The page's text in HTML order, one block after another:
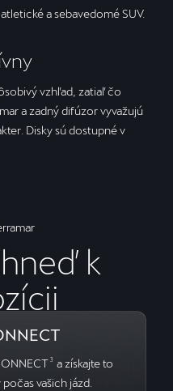
a sebavedomé SUV.
vzhľad, zatiaľ čo
a zadný difúzor vyvažujú
Disky sú dostupné v
k
3
a získajte to
vašich jázd.